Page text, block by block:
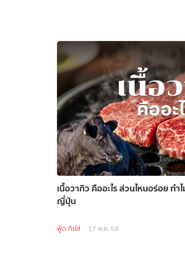
เนื้อวากิว คืออะไร ส่วนไหนอร่อย
ญี่ปุ่น
ฟู้ด ทิปส์ 17 พ.ย. 68